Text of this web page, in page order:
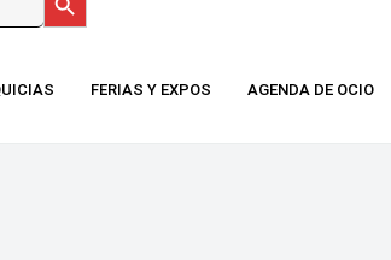
FERIAS Y EXPOS AGENDA DE OCIO